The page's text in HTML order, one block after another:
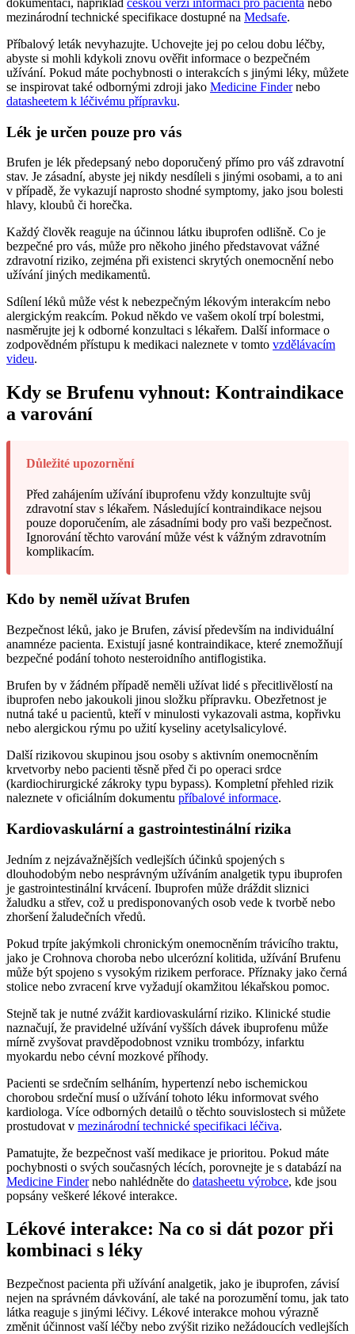
mezinárodní technické specifikace dostupné na Medsafe.
Příbalový leták nevyhazujte. Uchovejte jej po celou dobu léčby,
abyste si mohli kdykoli znovu ověřit informace o bezpečném
užívání. Pokud máte pochybnosti o interakcích s jinými léky, můžete
se inspirovat také odbornými zdroji jako Medicine Findernebo
datasheetem k léčivému přípravku.
Lék je určen pouze pro vás
Brufen je lék předepsaný nebo doporučený přímo pro váš zdravotní
stav. Je zásadní, abyste jej nikdy nesdíleli s jinými osobami, a to ani
v případě, že vykazují naprosto shodné symptomy, jako jsou bolesti
hlavy, kloubů či horečka.
Každý člověk reaguje na účinnou látku ibuprofen odlišně. Co je
bezpečné pro vás, může pro někoho jiného představovat vážné
zdravotní riziko, zejména při existenci skrytých onemocnění nebo
užívání jiných medikamentů.
Sdílení léků může vést k nebezpečným lékovým interakcím nebo
alergickým reakcím. Pokud někdo ve vašem okolí trpí bolestmi,
nasměrujte jej k odborné konzultaci s lékařem. Další informace o
zodpovědném přístupu k medikaci naleznete v tomto vzdělávacím
videu.
Kdy se Brufenu vyhnout: Kontraindikace
a varování
Důležité upozornění
Před zahájením užívání ibuprofenu vždy konzultujte svůj
zdravotní stav s lékařem. Následující kontraindikace nejsou
pouze doporučením, ale zásadními body pro vaši bezpečnost.
Ignorování těchto varování může vést k vážným zdravotním
komplikacím.
Kdo by neměl užívat Brufen
Bezpečnost léků, jako je Brufen, závisí především na individuální
anamnéze pacienta. Existují jasné kontraindikace, které znemožňují
bezpečné podání tohoto nesteroidního antiflogistika.
Brufen by v žádném případě neměli užívat lidé s přecitlivělostí na
ibuprofen nebo jakoukoli jinou složku přípravku. Obezřetnost je
nutná také u pacientů, kteří v minulosti vykazovali astma, kopřivku
nebo alergickou rýmu po užití kyseliny acetylsalicylové.
Další rizikovou skupinou jsou osoby s aktivním onemocněním
krvetvorby nebo pacienti těsně před či po operaci srdce
(kardiochirurgické zákroky typu bypass). Kompletní přehled rizik
naleznete v oficiálním dokumentu příbalové informace.
Kardiovaskulární a gastrointestinální rizika
Jedním z nejzávažnějších vedlejších účinků spojených s
dlouhodobým nebo nesprávným užíváním analgetik typu ibuprofen
je gastrointestinální krvácení. Ibuprofen může dráždit sliznici
žaludku a střev, což u predisponovaných osob vede k tvorbě nebo
zhoršení žaludečních vředů.
Pokud trpíte jakýmkoli chronickým onemocněním trávicího traktu,
jako je Crohnova choroba nebo ulcerózní kolitida, užívání Brufenu
může být spojeno s vysokým rizikem perforace. Příznaky jako černá
stolice nebo zvracení krve vyžadují okamžitou lékařskou pomoc.
Stejně tak je nutné zvážit kardiovaskulární riziko. Klinické studie
naznačují, že pravidelné užívání vyšších dávek ibuprofenu může
mírně zvyšovat pravděpodobnost vzniku trombózy, infarktu
myokardu nebo cévní mozkové příhody.
Pacienti se srdečním selháním, hypertenzí nebo ischemickou
chorobou srdeční musí o užívání tohoto léku informovat svého
kardiologa. Více odborných detailů o těchto souvislostech si můžete
prostudovat v mezinárodní technické specifikaci léčiva.
Pamatujte, že bezpečnost vaší medikace je prioritou. Pokud máte
pochybnosti o svých současných lécích, porovnejte je s databází na
Medicine Findernebo nahlédněte do datasheetu výrobce, kde jsou
popsány veškeré lékové interakce.
Lékové interakce: Na co si dát pozor při
kombinaci s léky
Bezpečnost pacienta při užívání analgetik, jako je ibuprofen, závisí
nejen na správném dávkování, ale také na porozumění tomu, jak tato
látka reaguje s jinými léčivy. Lékové interakce mohou výrazně
změnit účinnost vaší léčby nebo zvýšit riziko nežádoucích vedlejších